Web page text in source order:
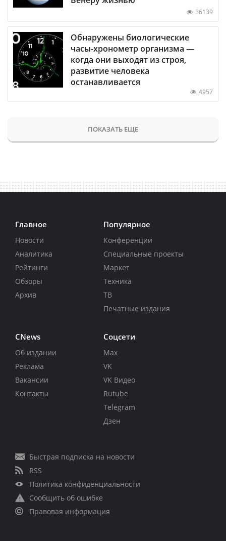
36139
Обнаружены биологические
часы-хронометр организма —
когда они выходят из строя,
развитие человека
останавливается
4957
ПОКАЗАТЬ ЕЩЕ
Главное
Новости
Аналитика
Рейтинги
Обзоры
Архив
Популярное
Конференции
Специальные проекты
Маркет
Техника
ТВ
Печатные издания
CNews
Об издании
Реклама
Вакансии
Контакты
Соцсети
Max
VK
VK Видео
Rutube
Telegram
Дзен
Быстрая подписка на новости
RSS
Политика конфиденциальности
Сообщить об ошибке
Правовая информация